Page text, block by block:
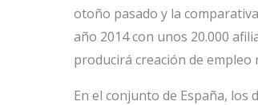
otoño pasado y la
año 2014 con unos 20.000
producirá creación de empleo
En el conjunto de España,